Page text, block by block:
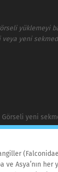
yüklemeyi
veya yeni
Görseli yeni
ve Asya’nın